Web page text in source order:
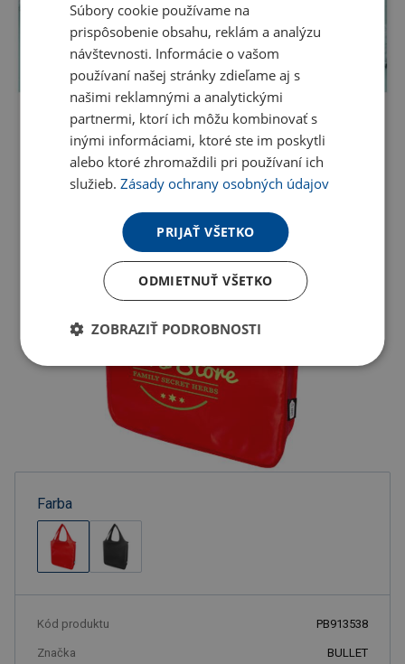
Farba
Kód produktu PB913538
Značka BULLET
Súbory cookie používame na
prispôsobenie obsahu, reklám a analýzu
návštevnosti. Informácie o vašom
používaní našej stránky zdieľame aj s
našimi reklamnými a analytickými
partnermi, ktorí ich môžu kombinovať s
inými informáciami, ktoré ste im poskytli
alebo ktoré zhromaždili pri používaní ich
služieb.Zásady ochrany osobných údajov
PRIJAŤ VŠETKO
ODMIETNUŤ VŠETKO
ZOBRAZIŤ PODROBNOSTI